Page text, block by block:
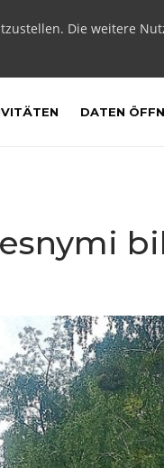
Die weitere
DATEN